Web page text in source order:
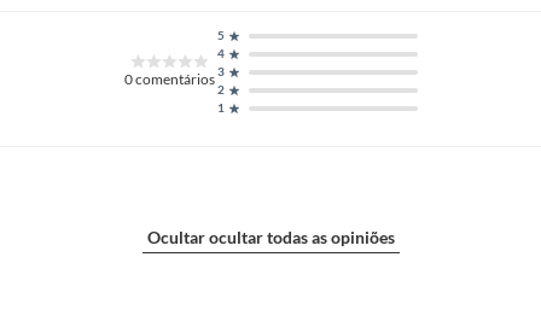
0comentários
1
2
3
4
5
Ocultar ocultar todas as opiniões